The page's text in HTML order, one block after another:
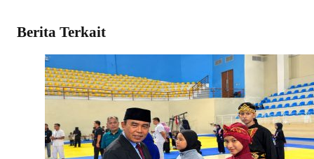
Berita Terkait